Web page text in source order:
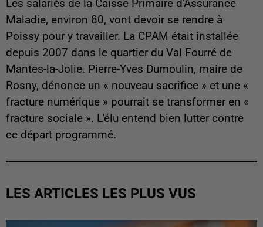
Les salariés de la Caisse Primaire d'Assurance
Maladie, environ 80, vont devoir se rendre à
Poissy pour y travailler. La CPAM était installée
depuis 2007 dans le quartier du Val Fourré de
Mantes-la-Jolie. Pierre-Yves Dumoulin, maire de
Rosny, dénonce un « nouveau sacrifice » et une «
fracture numérique » pourrait se transformer en «
fracture sociale ». L'élu entend bien lutter contre
ce départ programmé.
LES ARTICLES LES PLUS VUS